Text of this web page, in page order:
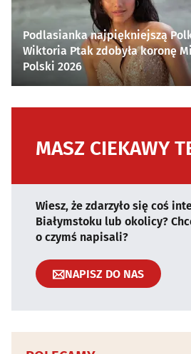
Podlasianka najpiękniejszą
Wiktoria Ptak zdobyła koronę
Polski 2026
MASZ CIEKAWY
Wiesz, że zdarzyło się coś
Białymstoku lub okolicy?
o czymś napisali?
NAPISZ DO NAS